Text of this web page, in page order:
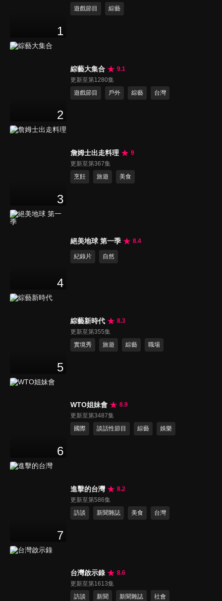
1
遊戲節目
綜藝
2
綜藝大集合
9.1
更新至第1280集
遊戲節目
戶外 綜藝 台灣
3
詹姆士出走料理
9
更新至第367集
烹飪
旅遊 美食
4
絕美地球 第一季 8.4
紀錄片 自然
5
綜藝新時代
8.3
更新至第355集
實境秀
旅遊 綜藝 職場
6
WTO姐妹會
8.9
更新至第3487集
國際
談話性節目 綜藝 娛樂
7
進擊的台灣
8.2
更新至第586集
訪談
新聞雜誌 美食 台灣
台灣啟示錄
8.6
更新至第1613集
訪談
新聞 新聞雜誌 社會